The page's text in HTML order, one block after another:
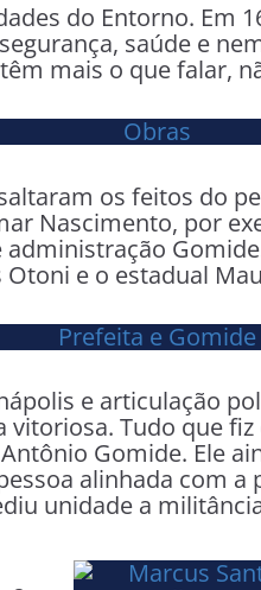
do Entorno. Em
saúde e
mais o que falar,
os feitos do
Nascimento, por
e o estadual
e articulação
Tudo que
Gomide. Ele
alinhada com a
unidade a